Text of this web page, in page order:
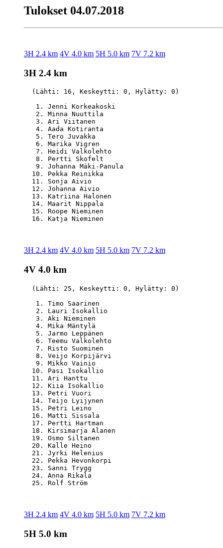
Tulokset 04.07.2018
3H 2.4 km 4V 4.0 km 5H 5.0 km 7V 7.2 km
3H 2.4 km
  (Lähti: 16, Keskeytti: 0, Hylätty: 0)
1. Jenni Korkeakoski
2. Minna Nuuttila
3. Ari Viitanen
4. Aada Kotiranta
5. Tero Juvakka
6. Marika Vigren
7. Heidi Valkolehto
8. Pertti Skofelt
9. Johanna Mäki-Panula
10. Pekka Reinikka
11. Sonja Aivio
12. Johanna Aivio
13. Katriina Halonen
14. Maarit Nippala
15. Roope Nieminen
3H 2.4 km 4V 4.0 km 5H 5.0 km 7V 7.2 km
4V 4.0 km
  (Lähti: 25, Keskeytti: 0, Hylätty: 0)
1. Timo Saarinen
2. Lauri Isokallio
3. Aki Nieminen
4. Mika Mäntylä
5. Jarmo Leppänen
6. Teemu Valkolehto
7. Risto Suominen
8. Veijo Korpijärvi
9. Mikko Vainio
10. Pasi Isokallio
11. Ari Hanttu
12. Kiia Isokallio
13. Petri Vuori
14. Teijo Lyijynen
15. Petri Leino
16. Matti Sissala
17. Pertti Hartman
18. Kirsimarja Alanen
19. Osmo Siltanen
20. Kalle Heino
21. Jyrki Helenius
22. Pekka Hevonkorpi
23. Sanni Trygg
24. Anna Rikala
3H 2.4 km 4V 4.0 km 5H 5.0 km 7V 7.2 km
5H 5.0 km